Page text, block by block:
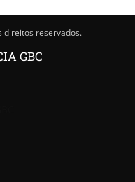
direitos reservados.
GBC